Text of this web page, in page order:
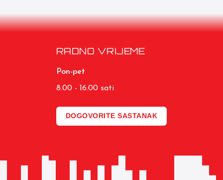
RADNO VRIJEME
Pon-pet
8.00 - 16.00 sati
DOGOVORITE SASTANAK